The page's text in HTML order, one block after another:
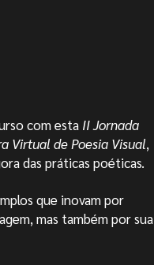
com esta II Jornada
Virtual de Poesia Visual,
das práticas poéticas.
que inovam por
mas também por sua